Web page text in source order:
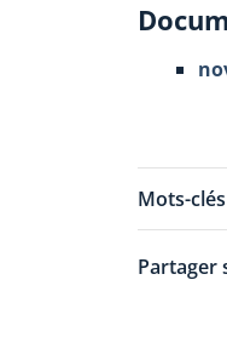
Mots-
Partager